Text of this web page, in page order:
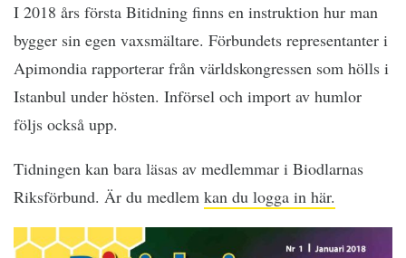
I 2018 års första Bitidning finns en instruktion hur man
bygger sin egen vaxsmältare. Förbundets representanter i
Apimondia rapporterar från världskongressen som hölls i
Istanbul under hösten. Införsel och import av humlor
följs också upp.
Tidningen kan bara läsas av medlemmar i Biodlarnas
Riksförbund. Är du medlem kan du logga in här.